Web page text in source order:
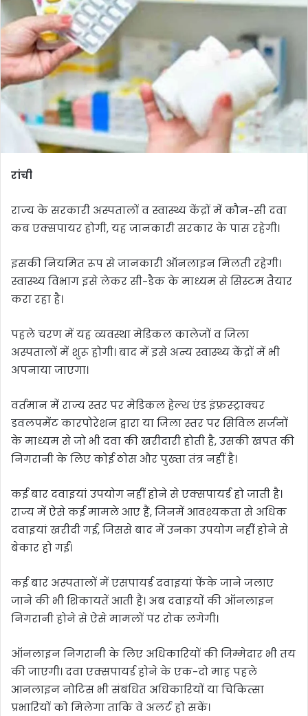
रांची
राज्य के सरकारी अस्पतालों व स्वास्थ्य केंद्रों में कौन-सी दवा
कब एक्सपायर होगी, यह जानकारी सरकार के पास रहेगी।
इसकी नियमित रूप से जानकारी ऑनलाइन मिलती रहेगी।
स्वास्थ्य विभाग इसे लेकर सी-डैक के माध्यम से सिस्टम तैयार
करा रहा है।
पहले चरण में यह व्यवस्था मेडिकल कालेजों व जिला
अस्पतालों में शुरू होगी। बाद में इसे अन्य स्वास्थ्य केंद्रों में भी
अपनाया जाएगा।
वर्तमान में राज्य स्तर पर मेडिकल हेल्थ एंड इंफ्रस्ट्राक्चर
डवलपमेंट कारपोरेशन द्वारा या जिला स्तर पर सिविल सर्जनों
के माध्यम से जो भी दवा की खरीदारी होती है, उसकी खपत की
निगरानी के लिए कोई ठोस और पुख्ता तंत्र नहीं है।
कई बार दवाइयां उपयोग नहीं होने से एक्सपायर्ड हो जाती है।
राज्य में ऐसे कई मामले आए हैं, जिनमें आवश्यकता से अधिक
दवाइयां खरीदी गईं, जिससे बाद में उनका उपयोग नहीं होने से
बेकार हो गईं।
कई बार अस्पतालों में एसपायर्ड दवाइयां फेंके जाने जलाए
जाने की भी शिकायतें आती हैं। अब दवाइयाें की ऑनलाइन
निगरानी होने से ऐसे मामलों पर रोक लगेगी।
ऑनलाइन निगरानी के लिए अधिकारियों की जिम्मेदार भी तय
की जाएगी। दवा एक्सपायर्ड होने के एक-दो माह पहले
आनलाइन नोटिस भी संबंधित अधिकारियों या चिकित्सा
प्रभारियों को मिलेगा ताकि वे अलर्ट हो सकें।